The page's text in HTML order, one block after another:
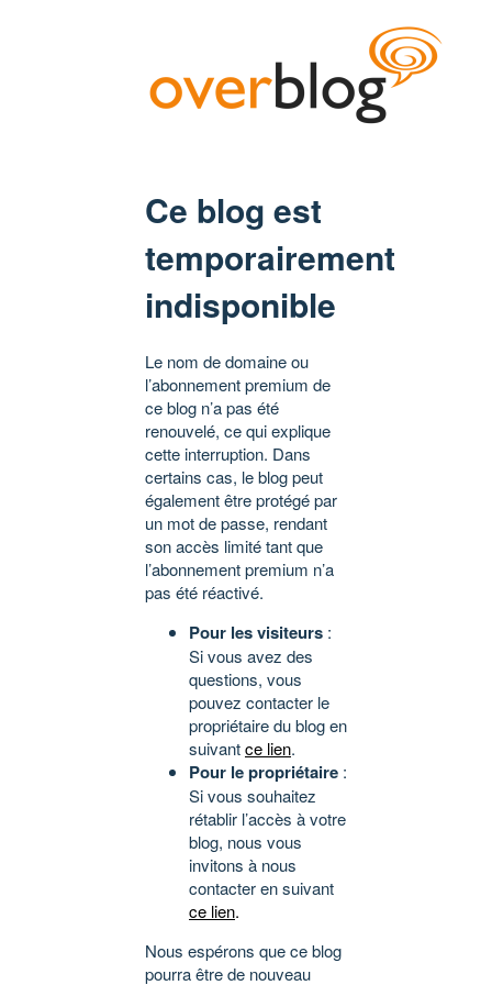
Ce blog est
temporairement
indisponible
Le nom de domaine ou
l’abonnement premium de
ce blog n’a pas été
renouvelé, ce qui explique
cette interruption. Dans
certains cas, le blog peut
également être protégé par
un mot de passe, rendant
son accès limité tant que
l’abonnement premium n’a
pas été réactivé.
Pour les visiteurs :
Si vous avez des
questions, vous
pouvez contacter le
propriétaire du blog en
suivantce lien.
Pour le propriétaire :
Si vous souhaitez
rétablir l’accès à votre
blog, nous vous
invitons à nous
contacter en suivant
ce lien.
Nous espérons que ce blog
pourra être de nouveau